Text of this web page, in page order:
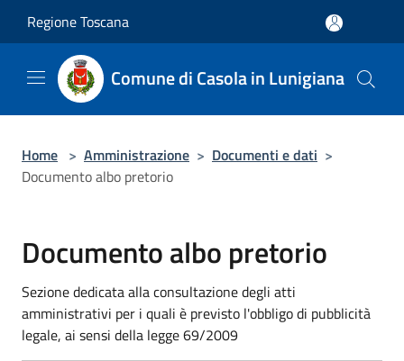
Regione Toscana
Comune di Casola in Lunigiana
Home > Amministrazione > Documenti e dati >
Documento albo pretorio
Documento albo pretorio
Sezione dedicata alla consultazione degli atti
amministrativi per i quali è previsto l'obbligo di pubblicità
legale, ai sensi della legge 69/2009